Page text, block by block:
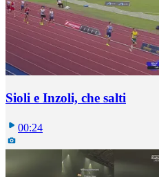
Sioli e Inzoli, che salti
00:24